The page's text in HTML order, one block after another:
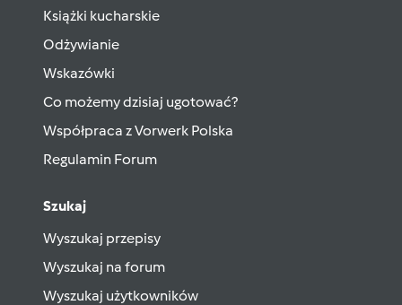
Książki kucharskie
Odżywianie
Wskazówki
Co możemy dzisiaj ugotować?
Współpraca z Vorwerk Polska
Regulamin Forum
Szukaj
Wyszukaj przepisy
Wyszukaj na forum
Wyszukaj użytkowników